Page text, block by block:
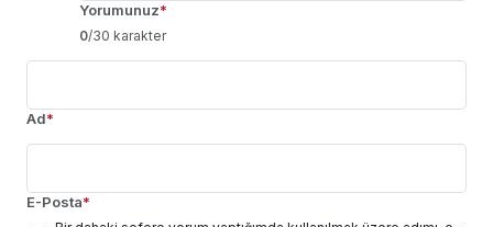
Yorumunuz*
0/30 karakter
Ad*
E-Posta*